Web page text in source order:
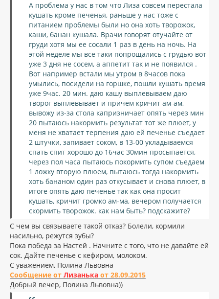
А проблема у нас в том что Лиза совсем перестала
кушать кроме печенья, раньше у нас тоже с
питанием проблемы были но она хоть творожок,
каши, банан кушала. Врачи говорят отучайте от
груди хотя мы ее сосали 1 раз в день на ночь. На
этой неделе мы все таки попрощались с грудью вот
уже 3 дня не сосем, а аппетит так и не появился .
Вот например встали мы утром в 8часов пока
умылись, посидели на горшке, пошли кушать время
уже 9час. 20 мин. даю кашу выплевываем даю
творог выплевывает и причем кричит ам-ам,
вывожу из-за стола капризничает опять через мин
20 пытаюсь накормить результат тот же плюет, у
меня не хватает терпения даю ей печенье съедает
2 штучки, запивает соком, в 13-00 укладываемся
спать спит хорошо до 16час 30мин просыпается,
через пол часа пытаюсь покормить супом съедаем
1 ложку вторую плюем, пытаюсь тогда накормить
хоть бананом один раз откусывает и снова плюет, в
итоге опять даю печенье так как она просит
кушать, кричит громко ам-ма, вечером получается
скормить творожок. как нам быть? подскажите?
С чем вы связываете такой отказ? Болели, кормили
насильно, режутся зубы?
Пока победа за Настей . Начните с того, что не давайте ей
сок. Дайте печенье с кефиром, молоком.
С уважением, Полина Львовна
Сообщение от Лизанька от 28.09.2015
Добрый вечер, Полина Львовна))